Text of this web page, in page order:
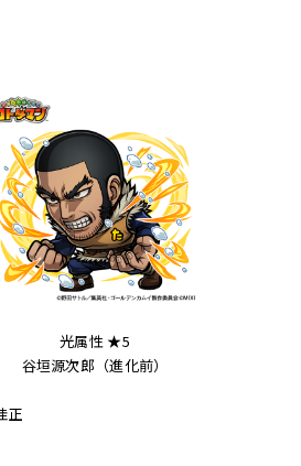
光属性 ★5
谷垣源次郎（進化前）
正